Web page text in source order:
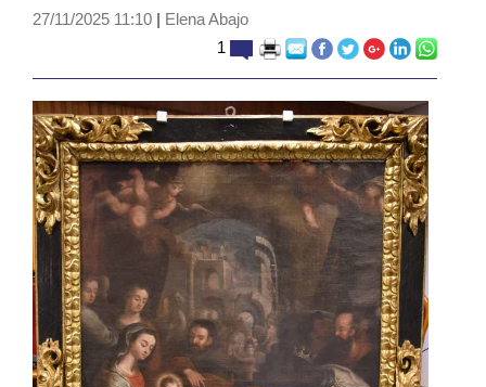
27/11/2025 11:10 | Elena Abajo
1